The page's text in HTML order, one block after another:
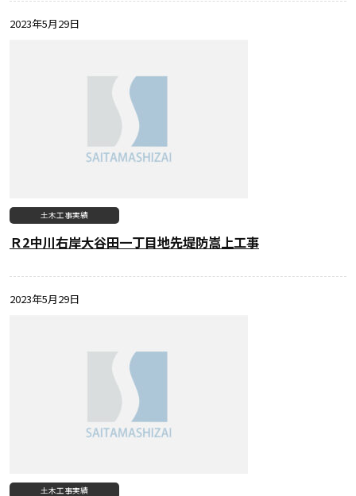
2023年5月29日
Ｒ2中川右岸大谷田一丁目地先堤防嵩上工事
土木工事実績
2023年5月29日
土木工事実績